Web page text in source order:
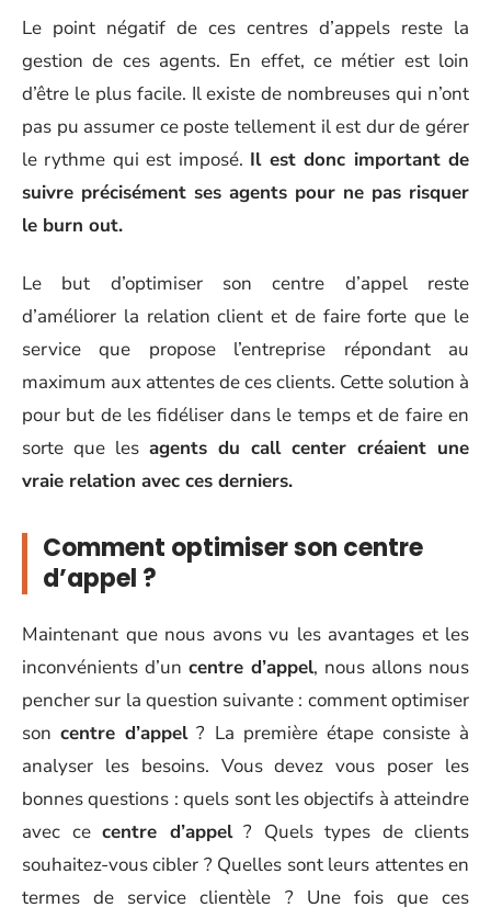
Le point négatif de ces centres d’appels reste la
gestion de ces agents. En effet, ce métier est loin
d’être le plus facile. Il existe de nombreuses qui n’ont
pas pu assumer ce poste tellement il est dur de gérer
le rythme qui est imposé. Il est donc important de
suivre précisément ses agents pour ne pas risquer
le burn out.
Le but d’optimiser son centre d’appel reste
d’améliorer la relation client et de faire forte que le
service que propose l’entreprise répondant au
maximum aux attentes de ces clients. Cette solution à
pour but de les fidéliser dans le temps et de faire en
sorte que les agents du call center créaient une
vraie relation avec ces derniers.
Comment optimiser son centre
d’appel ?
Maintenant que nous avons vu les avantages et les
inconvénients d’un centre d’appel, nous allons nous
pencher sur la question suivante : comment optimiser
soncentre d’appel? La première étape consiste à
analyser les besoins. Vous devez vous poser les
bonnes questions : quels sont les objectifs à atteindre
avec ce centre d’appel? Quels types de clients
souhaitez-vous cibler ? Quelles sont leurs attentes en
termes de service clientèle ? Une fois que ces